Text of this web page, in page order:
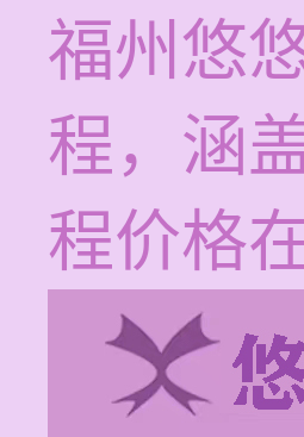
福州悠
程，涵
程价格